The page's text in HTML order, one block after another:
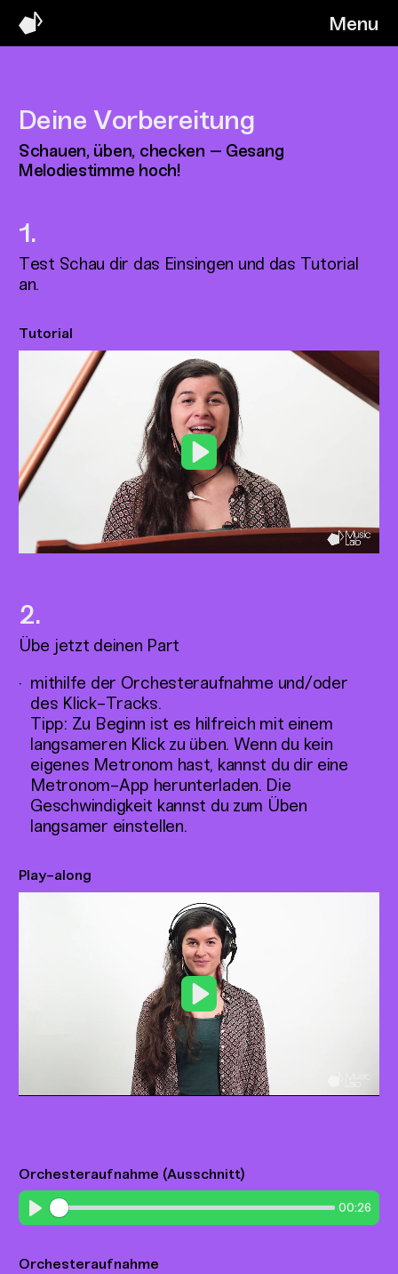
Menu
Deine Vorbereitung
Schauen, üben, checken – Gesang
Melodiestimme hoch!
Test Schau dir das Einsingen und das Tutorial
an.
Tutorial
Play
Übe jetzt deinen Part
mithilfe der Orchesteraufnahme und/oder
des Klick-Tracks.
Tipp: Zu Beginn ist es hilfreich mit einem
langsameren Klick zu üben. Wenn du kein
eigenes Metronom hast, kannst du dir eine
Metronom-App herunterladen. Die
Geschwindigkeit kannst du zum Üben
langsamer einstellen.
Play-along
Play
Orchesteraufnahme (Ausschnitt)
Play
00:26
Orchesteraufnahme